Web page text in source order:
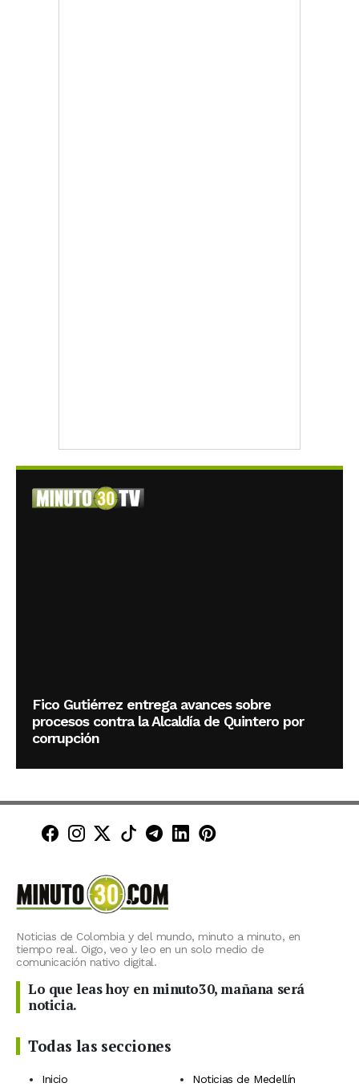
Fico Gutiérrez entrega avances sobre
procesos contra la Alcaldía de Quintero por
corrupción
Minuto30 en Facebook
Minuto30 en Instagram
Minuto30 en X (Twitter)
Minuto30 en TikTok
Canal de Minuto30 en
Minuto30 en LinkedIn
Minuto30 en
Noticias de Colombia y del mundo, minuto a minuto, en
tiempo real. Oigo, veo y leo en un solo medio de
comunicación nativo digital.
Lo que leas hoy en minuto30, mañana será
noticia.
Todas las secciones
Inicio
Noticias de Medellín